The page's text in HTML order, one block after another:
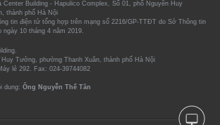
Center Building - Hapulico Complex, Số 01, phố Nguyễn Huy
thành phố Hà Nội
tin điện tử tổng hợp trên mạng số 2216/GP-TTĐT do Sở Thông tin
10 tháng 4 năm 2019.
Tưởng, phường Thanh Xuân, thành phố Hà Nội
lẻ 292. Fax: 024-39744082
dung: Ông Nguyễn Thế Tân